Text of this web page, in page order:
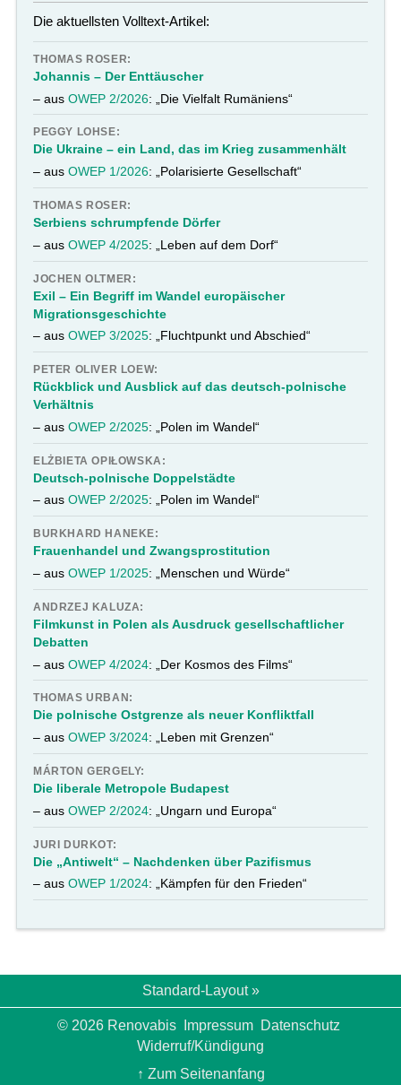
Die aktuellsten Volltext-Artikel:
THOMAS ROSER:
Johannis – Der Enttäuscher
– ausOWEP 2/2026: „Die Vielfalt Rumäniens“
PEGGY LOHSE:
Die Ukraine – ein Land, das im Krieg zusammenhält
– ausOWEP 1/2026: „Polarisierte Gesellschaft“
THOMAS ROSER:
Serbiens schrumpfende Dörfer
– ausOWEP 4/2025: „Leben auf dem Dorf“
JOCHEN OLTMER:
Exil – Ein Begriff im Wandel europäischer
Migrationsgeschichte
– ausOWEP 3/2025: „Fluchtpunkt und Abschied“
PETER OLIVER LOEW:
Rückblick und Ausblick auf das deutsch-polnische
Verhältnis
– ausOWEP 2/2025: „Polen im Wandel“
ELŻBIETA OPIŁOWSKA:
Deutsch-polnische Doppelstädte
– ausOWEP 2/2025: „Polen im Wandel“
BURKHARD HANEKE:
Frauenhandel und Zwangsprostitution
– ausOWEP 1/2025: „Menschen und Würde“
ANDRZEJ KALUZA:
Filmkunst in Polen als Ausdruck gesellschaftlicher
Debatten
– ausOWEP 4/2024: „Der Kosmos des Films“
THOMAS URBAN:
Die polnische Ostgrenze als neuer Konfliktfall
– ausOWEP 3/2024: „Leben mit Grenzen“
MÁRTON GERGELY:
Die liberale Metropole Budapest
– ausOWEP 2/2024: „Ungarn und Europa“
JURI DURKOT:
Die „Antiwelt“ – Nachdenken über Pazifismus
– ausOWEP 1/2024: „Kämpfen für den Frieden“
Standard-Layout »
© 2026 Renovabis Impressum Datenschutz
Widerruf/Kündigung
↑ Zum Seitenanfang